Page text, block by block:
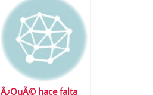
Â¿QuÃ© hace falta